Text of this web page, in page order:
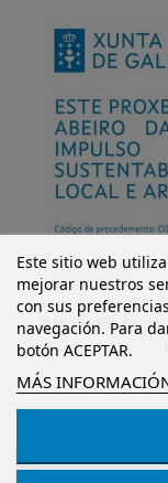
Este sitio web
mejorar nuestros
con sus
navegación. Para
botón ACEPTAR.
MÁS
© Mi Castillo